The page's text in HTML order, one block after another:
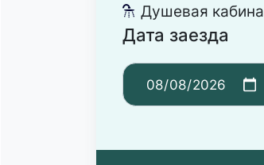
댴 Душевая кабина
Дата заезда